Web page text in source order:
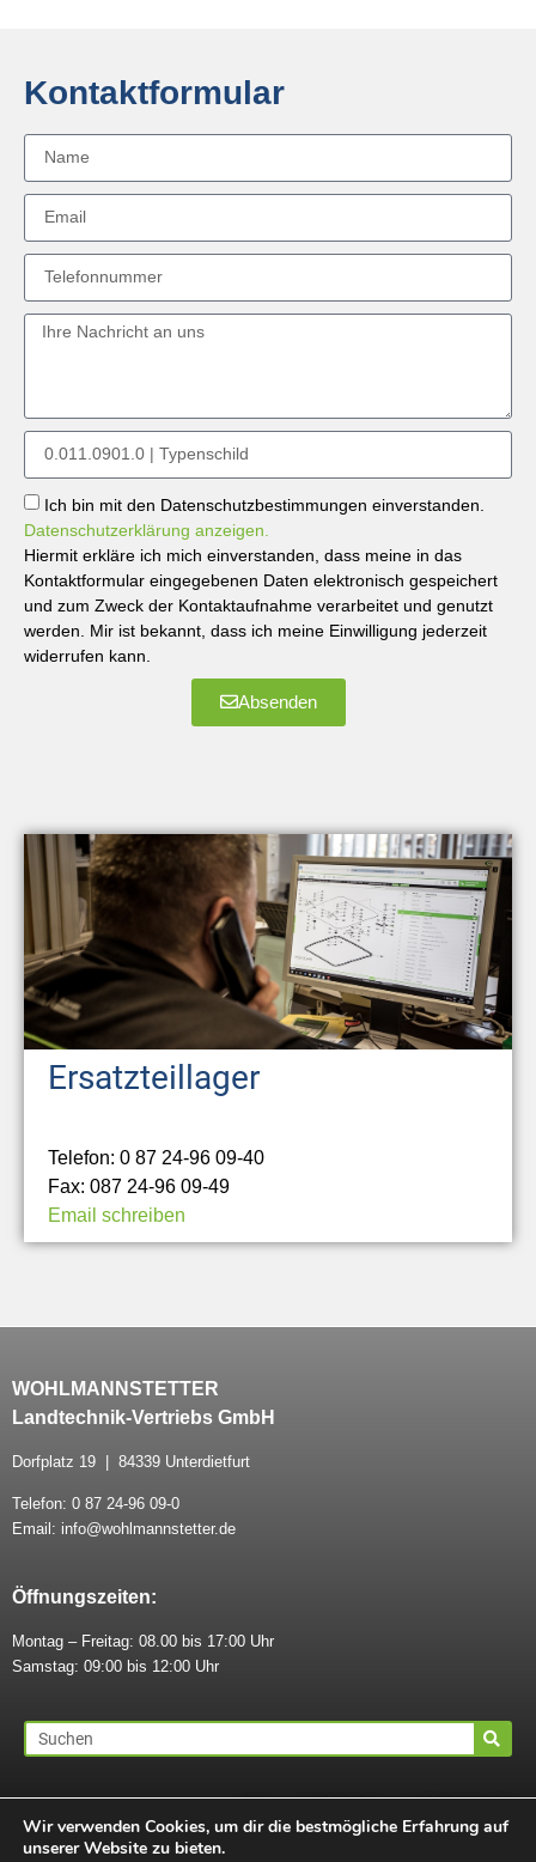
Kontaktformular
Ich bin mit den Datenschutzbestimmungen einverstanden.
Datenschutzerklärung anzeigen.
Hiermit erkläre ich mich einverstanden, dass meine in das
Kontaktformular eingegebenen Daten elektronisch gespeichert
und zum Zweck der Kontaktaufnahme verarbeitet und genutzt
werden. Mir ist bekannt, dass ich meine Einwilligung jederzeit
widerrufen kann.
Absenden
Ersatzteillager
Telefon: 0 87 24-96 09-40
Fax: 087 24-96 09-49
Email schreiben
WOHLMANNSTETTER
Landtechnik-Vertriebs GmbH
Dorfplatz 19 | 84339 Unterdietfurt
Telefon: 0 87 24-96 09-0
Email: info@wohlmannstetter.de
Öffnungszeiten:
Montag – Freitag: 08.00 bis 17:00 Uhr
Samstag: 09:00 bis 12:00 Uhr
Wir verwenden Cookies, um dir die bestmögliche Erfahrung auf
unserer Website zu bieten.